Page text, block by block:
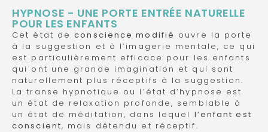
HYPNOSE - UNE PORTE ENTRÉE NATURELLE
POUR LES ENFANTS
Cet état deconscience modifié ouvre la porte
à la suggestion et à l’imagerie mentale, ce qui
est particulièrement efficace pour les enfants
qui ont une grande imagination et qui sont
naturellement plus réceptifs à la suggestion.
La transe hypnotique ou l’état d’hypnose est
un état de relaxation profonde, semblable à
un état de méditation, dans lequel l’enfant est
conscient, mais détendu et réceptif.